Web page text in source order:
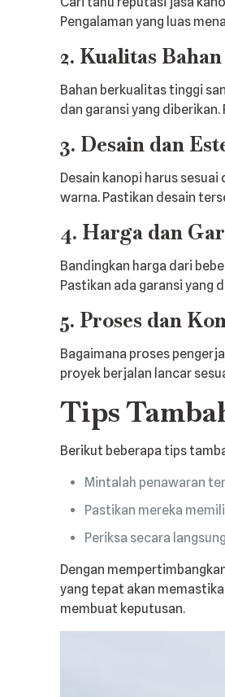
Pengalaman yang luas
2. Kualitas Bahan
Bahan berkualitas tinggi
dan garansi yang
3. Desain dan
Desain kanopi harus
warna. Pastikan desain
4. Harga dan
Bandingkan harga dari
Pastikan ada garansi yang
5. Proses dan
Bagaimana proses
proyek berjalan lancar
Tips
Berikut beberapa tips
Mintalah penawaran
Pastikan mereka
Periksa secara
Dengan
yang tepat akan
membuat keputusan.